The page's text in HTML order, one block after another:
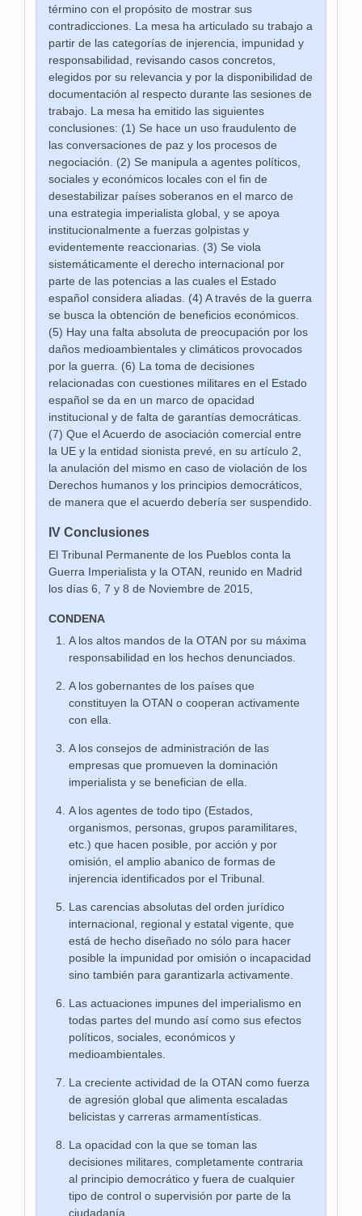
término con el propósito de mostrar sus
contradicciones. La mesa ha articulado su trabajo a
partir de las categorías de injerencia, impunidad y
responsabilidad, revisando casos concretos,
elegidos por su relevancia y por la disponibilidad de
documentación al respecto durante las sesiones de
trabajo. La mesa ha emitido las siguientes
conclusiones: (1) Se hace un uso fraudulento de
las conversaciones de paz y los procesos de
negociación. (2) Se manipula a agentes políticos,
sociales y económicos locales con el fin de
desestabilizar países soberanos en el marco de
una estrategia imperialista global, y se apoya
institucionalmente a fuerzas golpistas y
evidentemente reaccionarias. (3) Se viola
sistemáticamente el derecho internacional por
parte de las potencias a las cuales el Estado
español considera aliadas. (4) A través de la guerra
se busca la obtención de beneficios económicos.
(5) Hay una falta absoluta de preocupación por los
daños medioambientales y climáticos provocados
por la guerra. (6) La toma de decisiones
relacionadas con cuestiones militares en el Estado
español se da en un marco de opacidad
institucional y de falta de garantías democráticas.
(7) Que el Acuerdo de asociación comercial entre
la UE y la entidad sionista prevé, en su artículo 2,
la anulación del mismo en caso de violación de los
Derechos humanos y los principios democráticos,
de manera que el acuerdo debería ser suspendido.
IV Conclusiones
El Tribunal Permanente de los Pueblos conta la
Guerra Imperialista y la OTAN, reunido en Madrid
los días 6, 7 y 8 de Noviembre de 2015,
CONDENA
A los altos mandos de la OTAN por su máxima
responsabilidad en los hechos denunciados.
A los gobernantes de los países que
constituyen la OTAN o cooperan activamente
con ella.
A los consejos de administración de las
empresas que promueven la dominación
imperialista y se benefician de ella.
A los agentes de todo tipo (Estados,
organismos, personas, grupos paramilitares,
etc.) que hacen posible, por acción y por
omisión, el amplio abanico de formas de
injerencia identificados por el Tribunal.
Las carencias absolutas del orden jurídico
internacional, regional y estatal vigente, que
está de hecho diseñado no sólo para hacer
posible la impunidad por omisión o incapacidad
sino también para garantizarla activamente.
Las actuaciones impunes del imperialismo en
todas partes del mundo así como sus efectos
políticos, sociales, económicos y
medioambientales.
La creciente actividad de la OTAN como fuerza
de agresión global que alimenta escaladas
belicistas y carreras armamentísticas.
La opacidad con la que se toman las
decisiones militares, completamente contraria
al principio democrático y fuera de cualquier
tipo de control o supervisión por parte de la
ciudadanía.